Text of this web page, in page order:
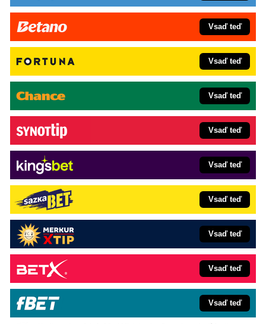
Vsaď teď
Vsaď teď
Vsaď teď
Vsaď teď
Vsaď teď
Vsaď teď
Vsaď teď
Vsaď teď
Vsaď teď